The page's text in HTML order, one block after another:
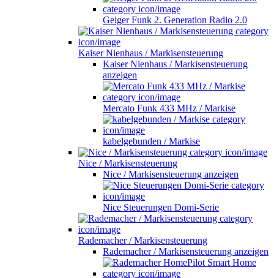
Geiger Funk 2. Generation Radio 2.0
Kaiser Nienhaus / Markisensteuerung
Kaiser Nienhaus / Markisensteuerung
anzeigen
Mercato Funk 433 MHz / Markise
kabelgebunden / Markise
Nice / Markisensteuerung
Nice / Markisensteuerung anzeigen
Nice Steuerungen Domi-Serie
Rademacher / Markisensteuerung
Rademacher / Markisensteuerung anzeigen